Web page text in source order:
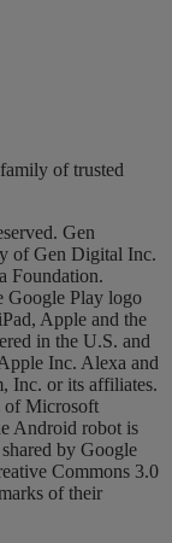
of trusted
Gen
of Gen Digital Inc.
Foundation.
Google Play logo
Apple and the
in the U.S. and
Inc. Alexa and
Inc. or its affiliates.
of Microsoft
Android robot is
by Google
Commons 3.0
of their